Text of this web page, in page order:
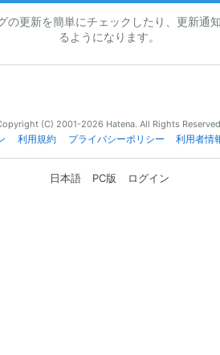
の更新を簡単にチェックしたり、更新通
るようになります。
(C) 2001-2026 Hatena. All Rights
利用規約 プライバシーポリシー 利用者情
日本語 PC版 ログイン